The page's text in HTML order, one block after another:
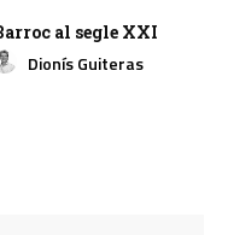
al segle XXI
Dionís Guiteras